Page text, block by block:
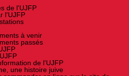
de l'UJFP
l'UJFP
à venir
passés
de l'UJFP
une histoire juive